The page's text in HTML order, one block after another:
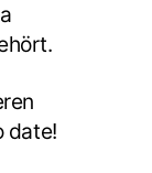
date!